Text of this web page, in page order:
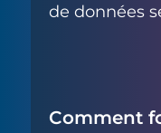
de données
Comment